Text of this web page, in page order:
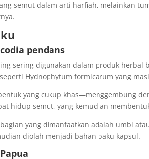
semut dalam arti harfiah, melainkan
pendans
sering digunakan dalam produk herbal
Hydnophytum formicarum yang
yang cukup khas—menggembung
hidup semut, yang kemudian
yang dimanfaatkan adalah umbi
diolah menjadi bahan baku kapsul.